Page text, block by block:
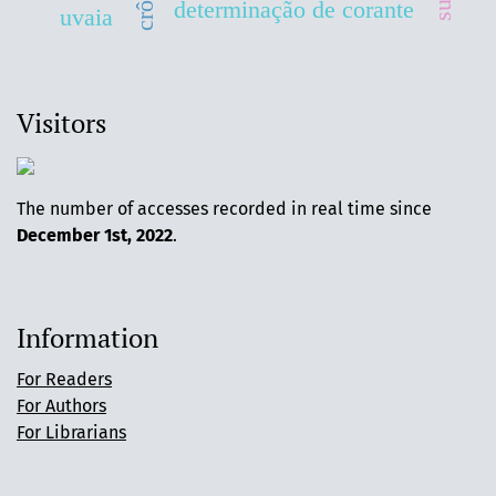
determinação de corante
uvaia
Visitors
The number of accesses recorded in real time since
December 1st, 2022.
Information
For Readers
For Authors
For Librarians